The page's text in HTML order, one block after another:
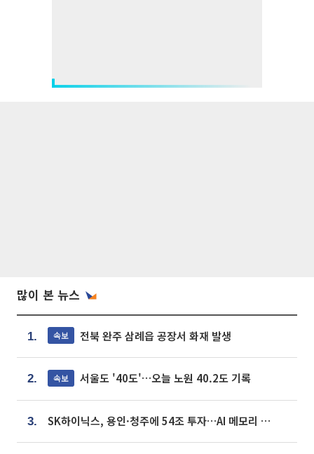
많이 본 뉴스
1. 속보 전북 완주 삼례읍 공장서 화재 발생
2. 속보 서울도 '40도'…오늘 노원 40.2도 기록
3. SK하이닉스, 용인·청주에 54조 투자…AI 메모리 생산기지 키운다